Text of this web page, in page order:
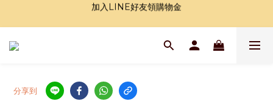
加入LINE好友領購物金
加入LINE好友領購物金
分享到